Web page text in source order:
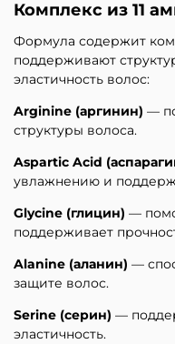
Комплекс из 11
Формула содержит
поддерживают
эластичность волос:
Arginine (аргинин) —
структуры волоса.
Aspartic Acid
увлажнению и
Glycine (глицин) —
поддерживает
Alanine (аланин) —
защите волос.
Serine (серин) —
эластичность.